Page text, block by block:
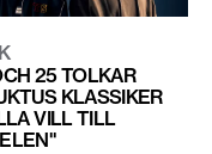
25 TOLKAR
KLASSIKER
VILL TILL